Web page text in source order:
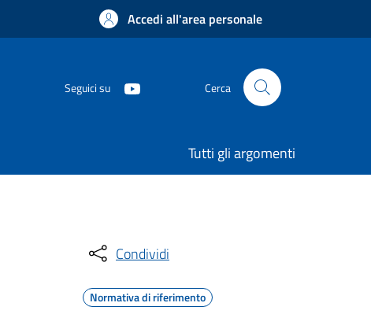
Accedi all'area personale
Seguici su Cerca
Tutti gli argomenti
Condividi
Normativa di riferimento